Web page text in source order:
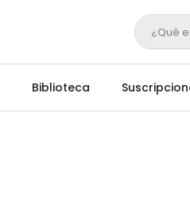
¿Qué
Biblioteca